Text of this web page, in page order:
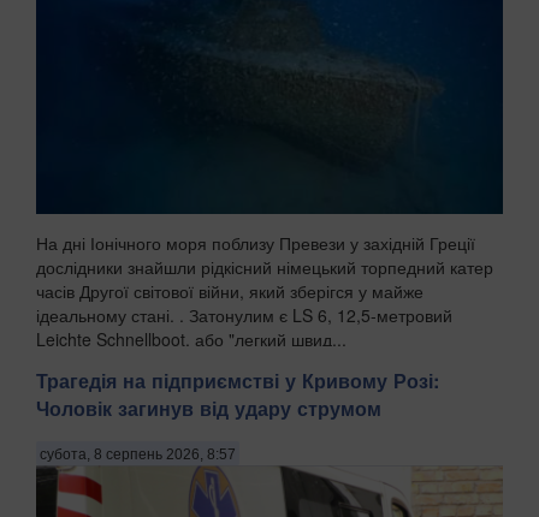
На дні Іонічного моря поблизу Превези у західній Греції
дослідники знайшли рідкісний німецький торпедний катер
часів Другої світової війни, який зберігся у майже
ідеальному стані. . Затонулим є LS 6, 12,5-метровий
Leichte Schnellboot, або "легкий швид...
Трагедія на підприємстві у Кривому Розі:
Чоловік загинув від удару струмом
субота, 8 серпень 2026, 8:57